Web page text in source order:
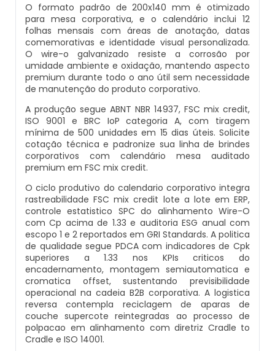
Embalagens De Papel Cartão Para Brownie
Embalagens De Papel Cartão Para Meias
Embalagens De Papel Cartão
Personalizadas
Embalagens Em Papel Cartão
Embalagens Em Papel Cartão Blister Para
Pet
Embalagens Em Papel Cartão De Alimentos
Para Animais De Estimação
Embalagens Em Papel Cartão Para
Alimentos De Pássaros
Embalagens Em Papel Cartão Para
Alimentos Pet
Embalagens Em Papel Cartão Para
Solapa Personalizada Preço
Solapa Valor
Solapas A Venda
Solapas Onde Comprar Personalizadas
Solapas Para Embalagens
Solapas Para Embalar Alimentos
Solapas Para Embalar Doce
Solapas Personalizadas
Solapas Personalizadas Valor
Solapas Preço
Calendário De Mesa Personalizado Para
Impressão
Calendário De Mesa Personalizado Para
Imprimir
Calendário De Mesa Personalizado Preço
Calendário De Mesa Promocional
Calendário De Mesa Wire-O
Calendário Mesa
Calendário Personalizado
Calendário Personalizado De Mesa
Calendário Personalizado Para Empresas
Embalagem Em Blister
Embalagem Plástica Blister
Embalagem Tipo Blister
Empresa De Embalagem Blister
Empresa Embalagem Blister
Fábrica De Blister
Fábrica De Blister Plásticos
Fabricante De Embalagem Blister
Fornecedor De Embalagem Blister
Serviço De Embalagem Blister
O formato padrão de 200x140 mm é otimizado
para mesa corporativa, e o calendário inclui 12
folhas mensais com áreas de anotação, datas
comemorativas e identidade visual personalizada.
O wire-o galvanizado resiste a corrosão por
umidade ambiente e oxidação, mantendo aspecto
premium durante todo o ano útil sem necessidade
de manutenção do produto corporativo.
A produção segue ABNT NBR 14937, FSC mix credit,
ISO 9001 e BRC IoP categoria A, com tiragem
mínima de 500 unidades em 15 dias úteis. Solicite
cotação técnica e padronize sua linha de brindes
corporativos com calendário mesa auditado
premium em FSC mix credit.
O ciclo produtivo do calendario corporativo integra
rastreabilidade FSC mix credit lote a lote em ERP,
controle estatistico SPC do alinhamento Wire-O
com Cp acima de 1.33 e auditoria ESG anual com
escopo 1 e 2 reportados em GRI Standards. A politica
de qualidade segue PDCA com indicadores de Cpk
superiores a 1.33 nos KPIs criticos do
encadernamento, montagem semiautomatica e
cromatica offset, sustentando previsibilidade
operacional na cadeia B2B corporativa. A logistica
reversa contempla reciclagem de aparas de
couche supercote reintegradas ao processo de
polpacao em alinhamento com diretriz Cradle to
Cradle e ISO 14001.